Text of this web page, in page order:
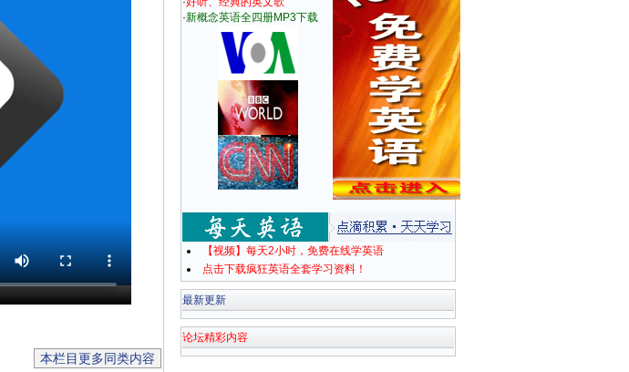
本栏目更多同类内容
·新概念英语全四册MP3下载
【视频】每天2小时，免费在线学英语
点击下载疯狂英语全套学习资料！
最新更新
论坛精彩内容